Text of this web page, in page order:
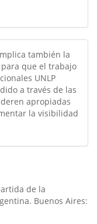
también la
que el trabajo
UNLP
a través de las
apropiadas
la visibilidad
de la
Buenos Aires: